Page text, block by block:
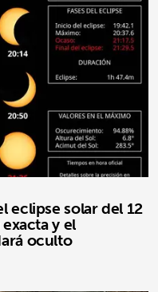
eclipse solar del 12
y el
oculto